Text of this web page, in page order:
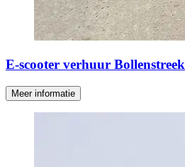
E-scooter verhuur Bollenstreek
Meer informatie